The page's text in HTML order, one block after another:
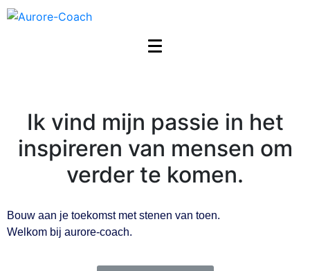
Ik vind mijn passie in het
inspireren van mensen om
verder te komen.
Bouw aan je toekomst met stenen van toen.
Welkom bij aurore-coach.